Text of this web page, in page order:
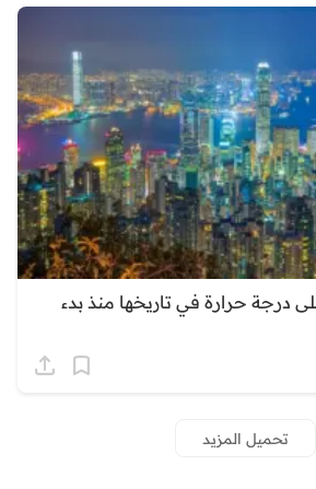
درجة حرارة في تاريخها منذ بدء
تحميل المزيد